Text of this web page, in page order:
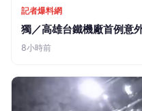
獨／高雄台鐵機廠首例意
8小時前